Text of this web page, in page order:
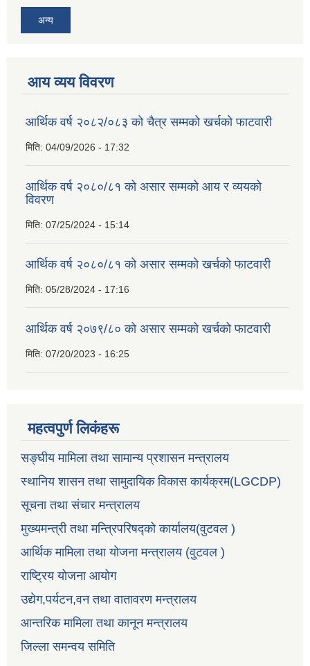
अन्य
आय व्यय विवरण
आर्थिक वर्ष २०८२/०८३ को चैत्र सम्मको खर्चको फाटवारी
मिति: 04/09/2026 - 17:32
आर्थिक वर्ष २०८०/८१ को असार सम्मको आय र व्ययको
विवरण
मिति: 07/25/2024 - 15:14
आर्थिक वर्ष २०८०/८१ को असार सम्मको खर्चको फाटवारी
मिति: 05/28/2024 - 17:16
आर्थिक वर्ष २०७९/८० को असार सम्मको खर्चको फाटवारी
मिति: 07/20/2023 - 16:25
महत्वपुर्ण लिकंहरू
सङ्घीय मामिला तथा सामान्य प्रशासन मन्त्रालय
स्थानिय शासन तथा सामुदायिक विकास कार्यक्रम(LGCDP)
सूचना तथा संचार मन्त्रालय
मुख्यमन्त्री तथा मन्त्रिपरिषद्को कार्यालय(वुटवल )
आर्थिक मामिला तथा योजना मन्त्रालय (वुटवल )
राष्ट्रिय योजना आयोग
उद्येग,पर्यटन,वन तथा वातावरण मन्त्रालय
आन्तरिक मामिला तथा कानून मन्त्रालय
जिल्ला समन्वय समिति